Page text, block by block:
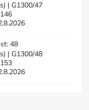
| G1300/47
48
| G1300/48